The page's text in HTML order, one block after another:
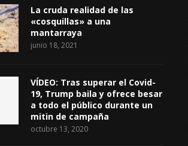
La cruda realidad de las
«cosquillas» a una
mantarraya
junio 18, 2021
VÍDEO: Tras superar el Covid-
19, Trump baila y ofrece besar
a todo el público durante un
mitin de campaña
octubre 13, 2020